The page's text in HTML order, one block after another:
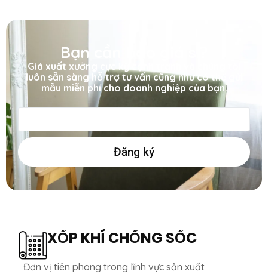
Bạn cần báo giá sỉ?
Giá xuất xưởng cực kỳ cạnh tranh và chúng tôi
luôn sẵn sàng hỗ trợ tư vấn cũng như có thể gửi
mẫu miễn phí cho doanh nghiệp của bạn.
Đăng ký
XỐP KHÍ CHỐNG SỐC
Đơn vị tiên phong trong lĩnh vực sản xuất